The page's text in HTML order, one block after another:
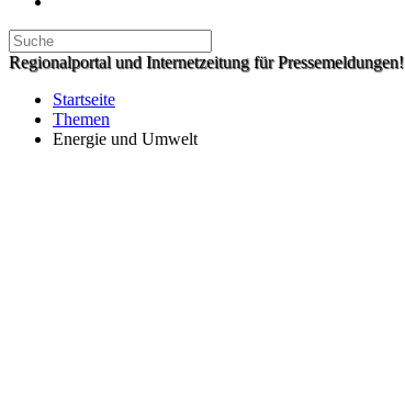
Regionalportal und Internetzeitung für Pressemeldungen!
Startseite
Themen
Energie und Umwelt